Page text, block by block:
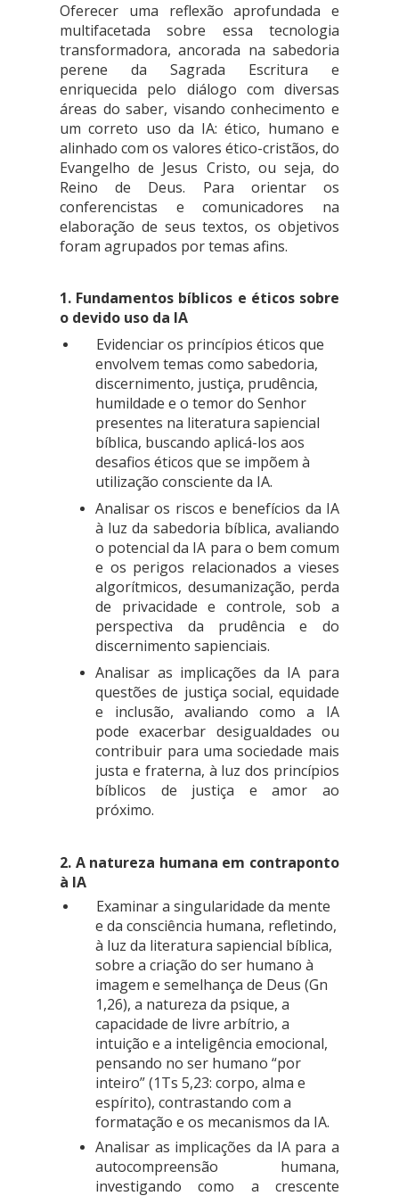
Oferecer uma reflexão aprofundada e
multifacetada sobre essa tecnologia
transformadora, ancorada na sabedoria
perene da Sagrada Escritura e
enriquecida pelo diálogo com diversas
áreas do saber, visando conhecimento e
um correto uso da IA: ético, humano e
alinhado com os valores ético-cristãos, do
Evangelho de Jesus Cristo, ou seja, do
Reino de Deus. Para orientar os
conferencistas e comunicadores na
elaboração de seus textos, os objetivos
foram agrupados por temas afins.
1. Fundamentos bíblicos e éticos sobre
o devido uso da IA
Evidenciar os princípios éticos que
envolvem temas como sabedoria,
discernimento, justiça, prudência,
humildade e o temor do Senhor
presentes na literatura sapiencial
bíblica, buscando aplicá-los aos
desafios éticos que se impõem à
utilização consciente da IA.
Analisar os riscos e benefícios da IA
à luz da sabedoria bíblica, avaliando
o potencial da IA para o bem comum
e os perigos relacionados a vieses
algorítmicos, desumanização, perda
de privacidade e controle, sob a
perspectiva da prudência e do
discernimento sapienciais.
Analisar as implicações da IA para
questões de justiça social, equidade
e inclusão, avaliando como a IA
pode exacerbar desigualdades ou
contribuir para uma sociedade mais
justa e fraterna, à luz dos princípios
bíblicos de justiça e amor ao
próximo.
2. A natureza humana em contraponto
à IA
Examinar a singularidade da mente
e da consciência humana, refletindo,
à luz da literatura sapiencial bíblica,
sobre a criação do ser humano à
imagem e semelhança de Deus (Gn
1,26), a natureza da psique, a
capacidade de livre arbítrio, a
intuição e a inteligência emocional,
pensando no ser humano “por
inteiro” (1Ts 5,23: corpo, alma e
espírito), contrastando com a
formatação e os mecanismos da IA.
Analisar as implicações da IA para a
autocompreensão humana,
investigando como a crescente